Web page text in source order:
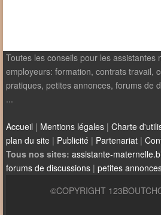
Toutes les conseils pour les assistantes
employeurs: formation, contrats travail,
pratiques, petites annonces, forums de
...
Accueil | Mentions légales | Charte
plan du site | Publicité | Partenariat |
Tous nos sites: assistante-
forums de discussions | petites
©COPYRIGHT